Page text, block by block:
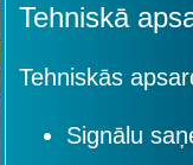
Tehniskā
Tehniskās
Signālu